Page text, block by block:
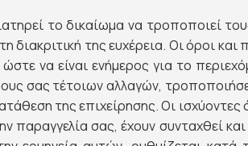
το δικαίωμα να τροποποιεί
διακριτική της ευχέρεια. Οι όροι
ώστε να είναι ενήμερος για το
σας τέτοιων αλλαγών,
της επιχείρησης. Οι ισχύοντες
παραγγελία σας, έχουν συνταχθεί